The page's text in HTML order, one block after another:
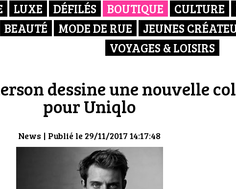
LUXE DÉFILÉS BOUTIQUE CULTURE
BEAUTÉ MODE DE RUE JEUNES
VOYAGES & LOISIRS
dessine une nouvelle
pour Uniqlo
News | Publié le 29/11/2017 14:17:48